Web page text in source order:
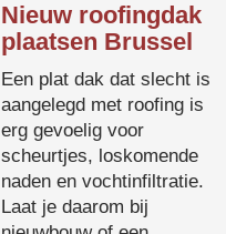
Nieuw roofingdak
plaatsen Brussel
Een plat dak dat slecht is
aangelegd met roofing is
erg gevoelig voor
scheurtjes, loskomende
naden en vochtinfiltratie.
Laat je daarom bij